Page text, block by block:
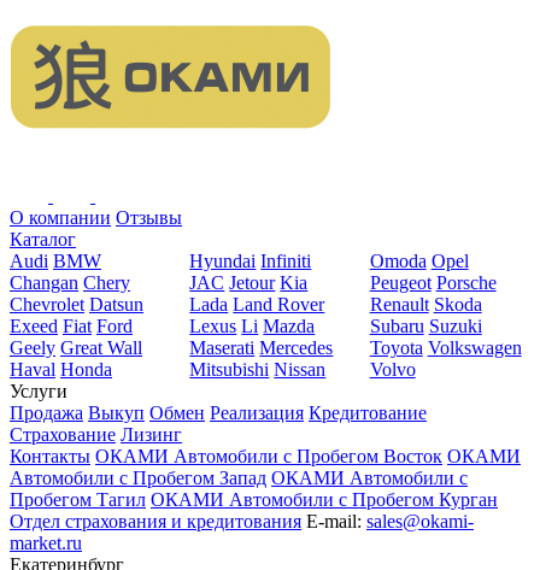
О компании Отзывы
Каталог
Audi BMW
Changan Chery
Chevrolet Datsun
Exeed Fiat Ford
Geely Great Wall
Haval Honda
Hyundai Infiniti
JAC Jetour Kia
Lada Land Rover
Lexus Li Mazda
Maserati Mercedes
Mitsubishi Nissan
Omoda Opel
Peugeot Porsche
Renault Skoda
Subaru Suzuki
Toyota Volkswagen
Volvo
Услуги
Продажа Выкуп Обмен Реализация Кредитование
Страхование Лизинг
Контакты ОКАМИ Автомобили с Пробегом Восток ОКАМИ
Автомобили с Пробегом Запад ОКАМИ Автомобили с
Пробегом Тагил ОКАМИ Автомобили с Пробегом Курган
Отдел страхования и кредитования E-mail: sales@okami-
market.ru
Екатеринбург